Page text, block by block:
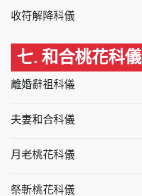
收符解降科儀
七. 和合桃花科儀
離婚辭祖科儀
夫妻和合科儀
月老桃花科儀
祭斬桃花科儀